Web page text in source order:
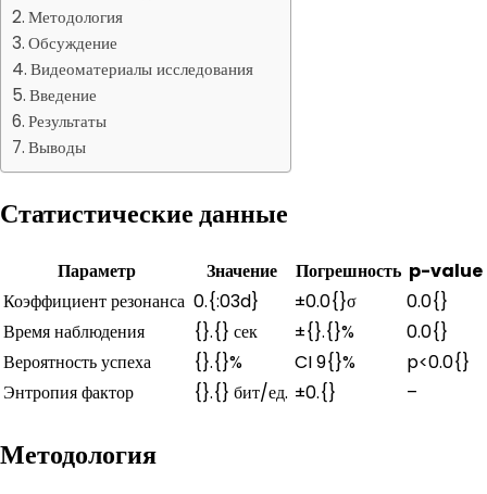
Методология
Обсуждение
Видеоматериалы исследования
Введение
Результаты
Выводы
Статистические данные
Параметр Значение Погрешность p-value
Коэффициент резонанса 0.{:03d} ±0.0{}σ
0.0{}
Время наблюдения
{}.{} сек ±{}.{}%
0.0{}
Вероятность успеха
{}.{}% CI 9{}%
p<0.0{}
Энтропия фактор
{}.{} бит/ед. ±0.{} –
Методология